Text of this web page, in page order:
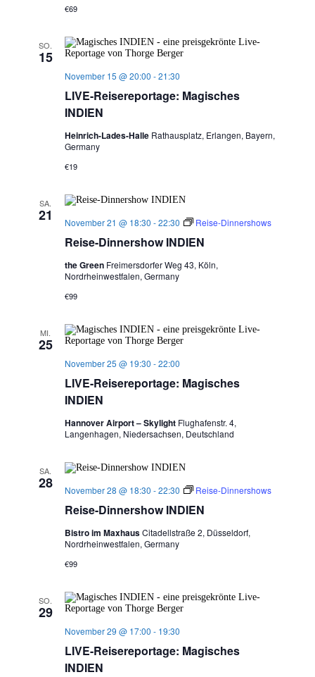
€69
SO.
15
LIVE-Reisereportage: Magisches
INDIEN
November 15 @ 20:00 -21:30
Heinrich-Lades-Halle Rathausplatz, Erlangen, Bayern,
Germany
€19
SA.
21
Reise-Dinnershow INDIEN
November 21 @ 18:30 -22:30 Reise-Dinnershows
the Green Freimersdorfer Weg 43, Köln,
Nordrheinwestfalen, Germany
€99
MI.
25
LIVE-Reisereportage: Magisches
INDIEN
November 25 @ 19:30 -22:00
Hannover Airport – Skylight Flughafenstr. 4,
Langenhagen, Niedersachsen, Deutschland
SA.
28
Reise-Dinnershow INDIEN
November 28 @ 18:30 -22:30 Reise-Dinnershows
Bistro im MaxhausCitadellstraße 2, Düsseldorf,
Nordrheinwestfalen, Germany
€99
SO.
29
LIVE-Reisereportage: Magisches
INDIEN
November 29 @ 17:00 - 19:30